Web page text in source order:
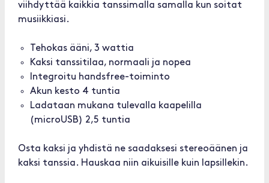
viihdyttää kaikkia tanssimalla samalla kun soitat
musiikkiasi.
Tehokas ääni, 3 wattia
Kaksi tanssitilaa, normaali ja nopea
Integroitu handsfree-toiminto
Akun kesto 4 tuntia
Ladataan mukana tulevalla kaapelilla
(microUSB) 2,5 tuntia
Osta kaksi ja yhdistä ne saadaksesi stereoäänen ja
kaksi tanssia. Hauskaa niin aikuisille kuin lapsillekin.